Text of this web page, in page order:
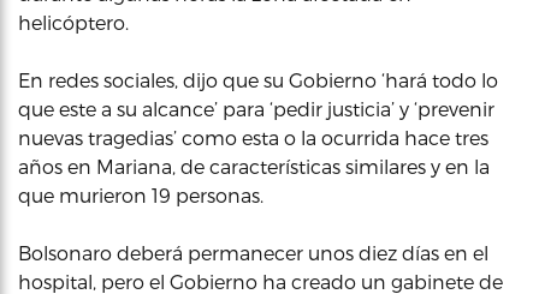
helicóptero.
En redes sociales, dijo que su Gobierno ‘hará todo lo
que este a su alcance’ para ‘pedir justicia’ y ‘prevenir
nuevas tragedias’ como esta o la ocurrida hace tres
años en Mariana, de características similares y en la
que murieron 19 personas.
Bolsonaro deberá permanecer unos diez días en el
hospital, pero el Gobierno ha creado un gabinete de